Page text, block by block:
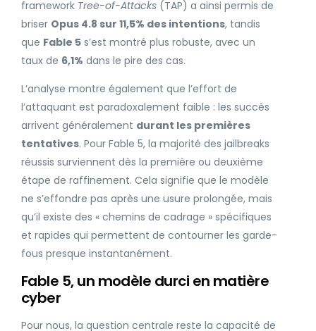
framework Tree-of-Attacks (TAP) a ainsi permis de
briser Opus 4.8 sur 11,5% des intentions, tandis
que Fable 5 s’est montré plus robuste, avec un
taux de 6,1% dans le pire des cas.
L’analyse montre également que l’effort de
l’attaquant est paradoxalement faible : les succès
arrivent généralement durant les premières
tentatives. Pour Fable 5, la majorité des jailbreaks
réussis surviennent dès la première ou deuxième
étape de raffinement. Cela signifie que le modèle
ne s’effondre pas après une usure prolongée, mais
qu’il existe des « chemins de cadrage » spécifiques
et rapides qui permettent de contourner les garde-
fous presque instantanément.
Fable 5, un modèle durci en matière
cyber
Pour nous, la question centrale reste la capacité de